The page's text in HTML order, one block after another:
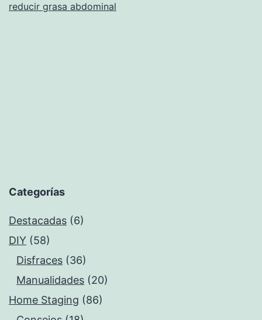
reducir grasa abdominal
Categorías
Destacadas (6)
DIY (58)
Disfraces (36)
Manualidades (20)
Home Staging (86)